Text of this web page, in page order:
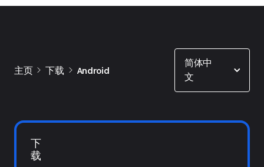
主页 下载 Android
简体中
文
Show options
下
载